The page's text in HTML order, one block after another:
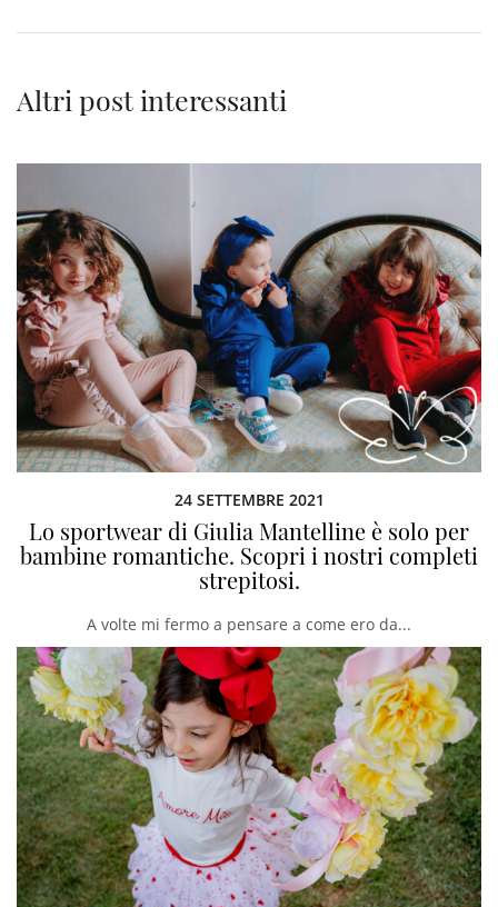
Altri post interessanti
24 SETTEMBRE 2021
Lo sportwear di Giulia Mantelline è solo per
bambine romantiche. Scopri i nostri completi
strepitosi.
A volte mi fermo a pensare a come ero da...